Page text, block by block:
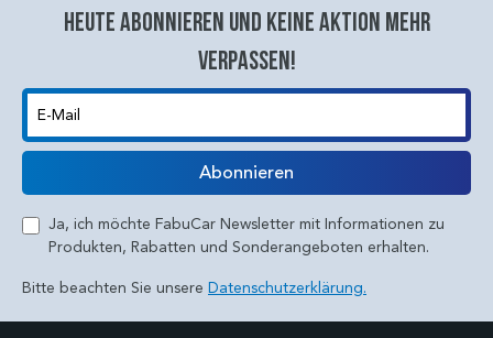
Heute abonnieren und keine aktion mehr
verpassen!
E-Mail
Abonnieren
Ja, ich möchte FabuCar Newsletter mit Informationen zu
Produkten, Rabatten und Sonderangeboten erhalten.
Bitte beachten Sie unsere Datenschutzerklärung.